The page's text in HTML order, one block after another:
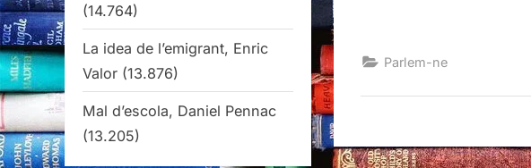
Parlem-ne
(14.764)
La idea de l’emigrant, Enric
Valor (13.876)
Mal d’escola, Daniel Pennac
(13.205)